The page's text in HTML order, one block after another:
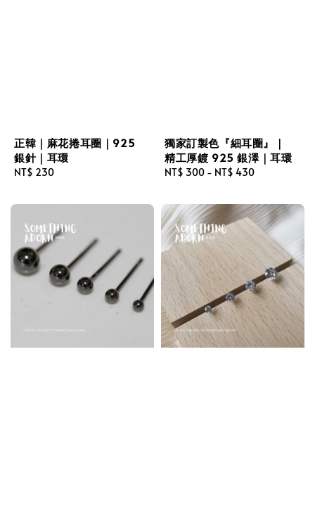
正韓｜麻花捲耳圈｜925
銀針｜耳環
Regular
NT$ 230
獨家訂製色『細耳圈』｜
精工厚鍍 925 銀澤｜耳環
Regular
NT$ 300 - NT$ 430